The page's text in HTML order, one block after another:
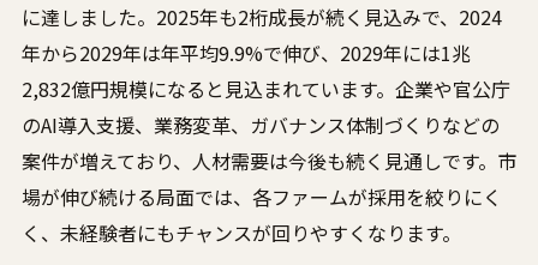
に達しました。2025年も2桁成長が続く見込みで、2024
年から2029年は年平均9.9%で伸び、2029年には1兆
2,832億円規模になると見込まれています。企業や官公庁
のAI導入支援、業務変革、ガバナンス体制づくりなどの
案件が増えており、人材需要は今後も続く見通しです。市
場が伸び続ける局面では、各ファームが採用を絞りにく
く、未経験者にもチャンスが回りやすくなります。